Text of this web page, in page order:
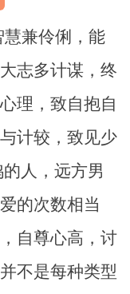
兼伶俐，能
志多计谋，终
理，致自抱自
计较，致见少
人，远方男
的次数相当
自尊心高，讨
不是每种类型